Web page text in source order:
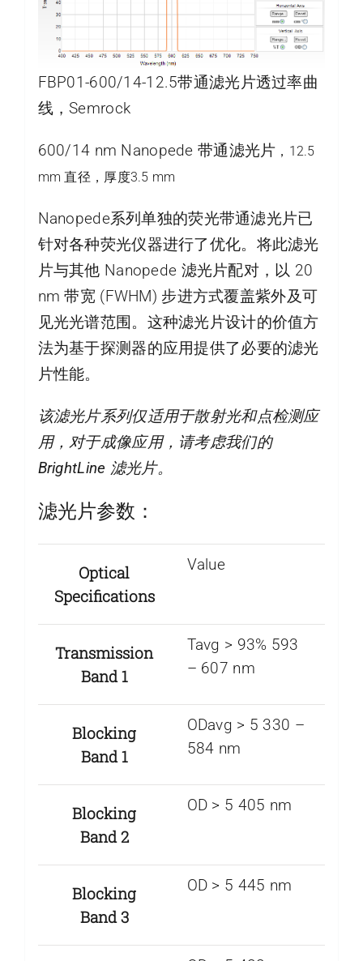
FBP01-600/14-12.5带通滤光片透过率曲
线，Semrock
600/14 nm Nanopede 带通滤光片 ，12.5
mm 直径，厚度3.5 mm
Nanopede系列单独的荧光带通滤光片已
针对各种荧光仪器进行了优化。将此滤光
片与其他 Nanopede 滤光片配对，以 20
nm 带宽 (FWHM) 步进方式覆盖紫外及可
见光光谱范围。这种滤光片设计的价值方
法为基于探测器的应用提供了必要的滤光
片性能。
该滤光片系列仅适用于散射光和点检测应
用，对于成像应用，请考虑我们的
BrightLine 滤光片。
滤光片参数：
Optical
Specifications
Value
Transmission
Band 1
Tavg > 93% 593
– 607 nm
Blocking
Band 1
ODavg > 5 330 –
584 nm
Blocking
Band 2
OD > 5 405 nm
Blocking
Band 3
OD > 5 445 nm